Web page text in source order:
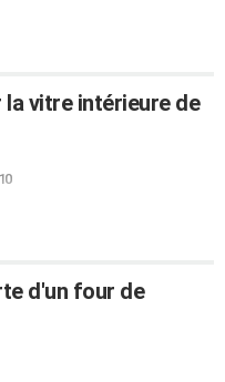
vitre intérieure de
d'un four de